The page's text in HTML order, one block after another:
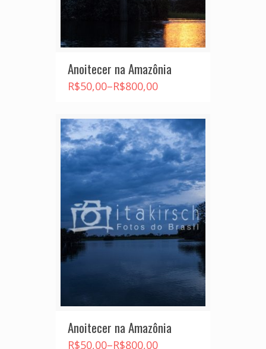
Anoitecer na Amazônia
R$50,00–R$800,00
Anoitecer na Amazônia
R$50,00–R$800,00